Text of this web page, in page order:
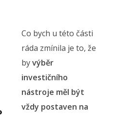
Co bych u této části
ráda zmínila je to, že
byvýběr
investičního
nástroje měl být
vždy postaven na